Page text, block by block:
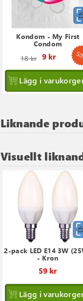
Kondom - My First
Condom
18 kr 9 kr
pris
Lägg i
Liknande
Visuellt
2-pack LED E14 3W
- Kron
59 kr
Lägg i